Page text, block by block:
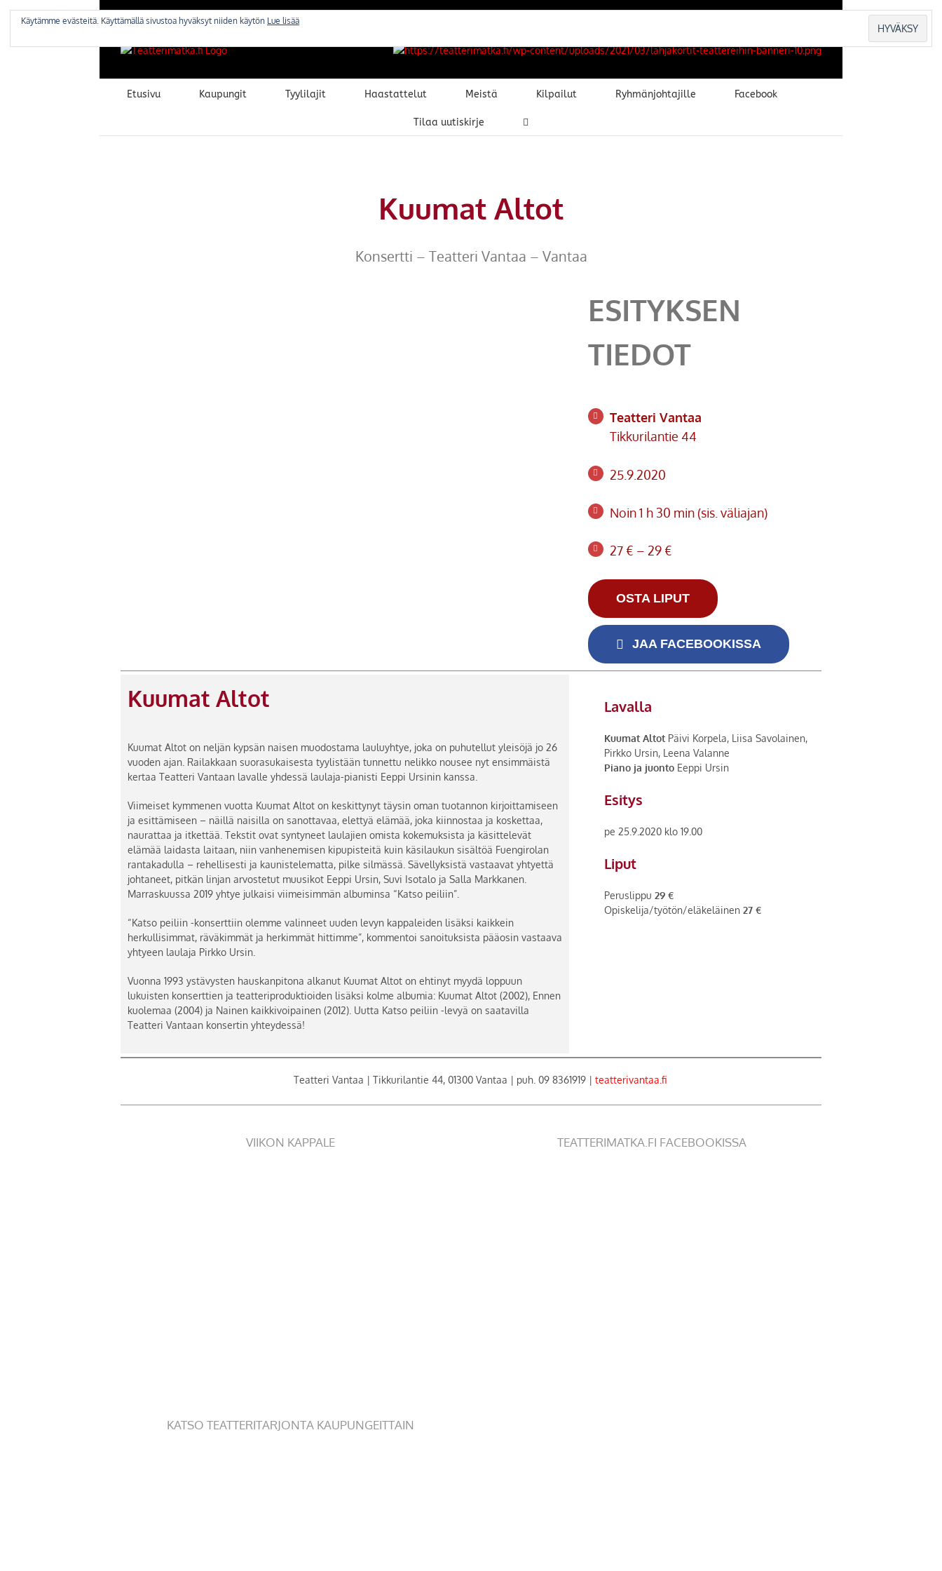
Etusivu Kaupungit Tyylilajit Haastattelut Meistä Kilpailut Ryhmänjohtajille Facebook
Tilaa uutiskirje
Kuumat Altot
Konsertti – Teatteri Vantaa – Vantaa
ESITYKSEN
TIEDOT
Teatteri Vantaa
Tikkurilantie 44
25.9.2020
Noin 1 h 30 min (sis. väliajan)
27 € – 29 €
OSTA LIPUT
JAA FACEBOOKISSA
Kuumat Altot
Kuumat Altot on neljän kypsän naisen muodostama lauluyhtye, joka on puhutellut yleisöjä jo 26
vuoden ajan. Railakkaan suorasukaisesta tyylistään tunnettu nelikko nousee nyt ensimmäistä
kertaa Teatteri Vantaan lavalle yhdessä laulaja-pianisti Eeppi Ursinin kanssa.
Viimeiset kymmenen vuotta Kuumat Altot on keskittynyt täysin oman tuotannon kirjoittamiseen
ja esittämiseen – näillä naisilla on sanottavaa, elettyä elämää, joka kiinnostaa ja koskettaa,
naurattaa ja itkettää. Tekstit ovat syntyneet laulajien omista kokemuksista ja käsittelevät
elämää laidasta laitaan, niin vanhenemisen kipupisteitä kuin käsilaukun sisältöä Fuengirolan
rantakadulla – rehellisesti ja kaunistelematta, pilke silmässä. Sävellyksistä vastaavat yhtyettä
johtaneet, pitkän linjan arvostetut muusikot Eeppi Ursin, Suvi Isotalo ja Salla Markkanen.
Marraskuussa 2019 yhtye julkaisi viimeisimmän albuminsa “Katso peiliin”.
“Katso peiliin -konserttiin olemme valinneet uuden levyn kappaleiden lisäksi kaikkein
herkullisimmat, räväkimmät ja herkimmät hittimme”, kommentoi sanoituksista pääosin vastaava
yhtyeen laulaja Pirkko Ursin.
Vuonna 1993 ystävysten hauskanpitona alkanut Kuumat Altot on ehtinyt myydä loppuun
lukuisten konserttien ja teatteriproduktioiden lisäksi kolme albumia: Kuumat Altot (2002), Ennen
kuolemaa (2004) ja Nainen kaikkivoipainen (2012). Uutta Katso peiliin -levyä on saatavilla
Teatteri Vantaan konsertin yhteydessä!
Lavalla
Kuumat Altot Päivi Korpela, Liisa Savolainen,
Pirkko Ursin, Leena Valanne
Piano ja juonto Eeppi Ursin
Esitys
pe 25.9.2020 klo 19.00
Liput
Peruslippu 29 €
Opiskelija/työtön/eläkeläinen 27 €
Teatteri Vantaa | Tikkurilantie 44, 01300 Vantaa | puh. 09 8361919 |teatterivantaa.fi
VIIKON KAPPALE
KATSO TEATTERITARJONTA KAUPUNGEITTAIN
TEATTERIMATKA.FI FACEBOOKISSA
Käytämme evästeitä. Käyttämällä sivustoa hyväksyt niiden käytön Lue lisää